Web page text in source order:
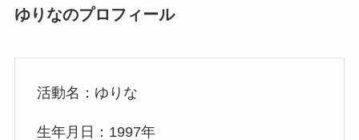
ゆりなのプロフィール
活動名：ゆりな
生年月日：1997年